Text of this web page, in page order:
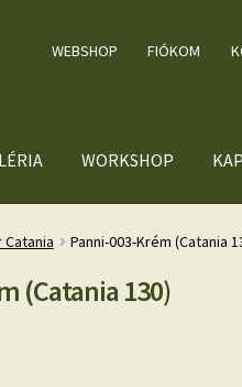
WEBSHOP FIÓKOM
WORKSHOP
Panni-003-Krém (Catania
(Catania 130)